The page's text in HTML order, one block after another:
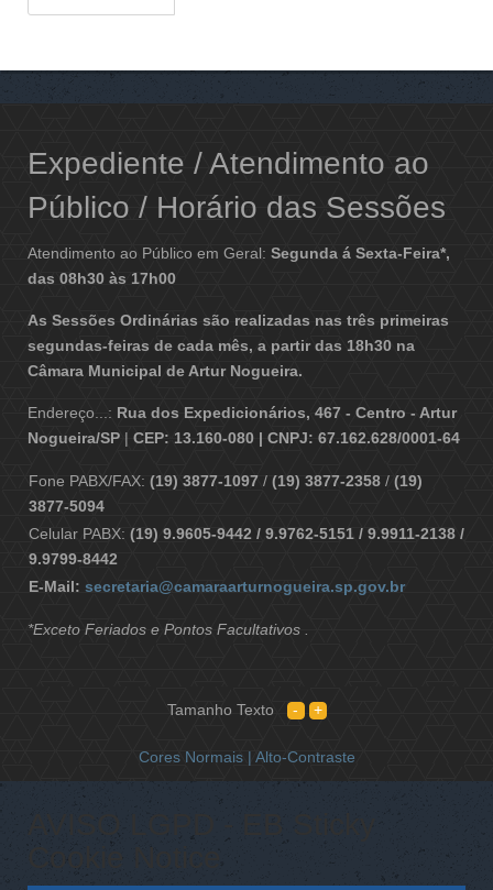
Expediente / Atendimento ao
Público / Horário das Sessões
Atendimento ao Público em Geral: Segunda á Sexta-Feira*,
das 08h30 às 17h00
As Sessões Ordinárias são realizadas nas três primeiras
segundas-feiras de cada mês, a partir das 18h30 na
Câmara Municipal de Artur Nogueira.
Endereço...: Rua dos Expedicionários, 467 - Centro - Artur
Nogueira/SP | CEP: 13.160-080 | CNPJ: 67.162.628/0001-64
Fone PABX/FAX: (19) 3877-1097 / (19) 3877-2358 / (19)
3877-5094
Celular PABX: (19) 9.9605-9442 / 9.9762-5151 / 9.9911-2138 /
9.9799-8442
E-Mail: secretaria@camaraarturnogueira.sp.gov.br
*Exceto Feriados e Pontos Facultativos .
Tamanho Texto
Cores Normais | Alto-Contraste
AVISO LGPD - EB Sticky
Cookie Notice